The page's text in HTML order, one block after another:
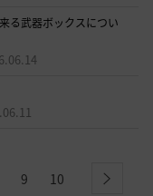
る武器ボックスについ
9 10 next